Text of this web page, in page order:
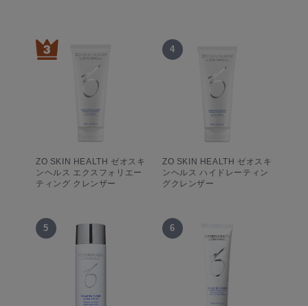
ZO SKIN HEALTH ゼオスキ
ンヘルス エクスフォリエー
ティング クレンザー
4
ZO SKIN HEALTH ゼオスキ
ンヘルス ハイドレーティン
グクレンザー
5 6